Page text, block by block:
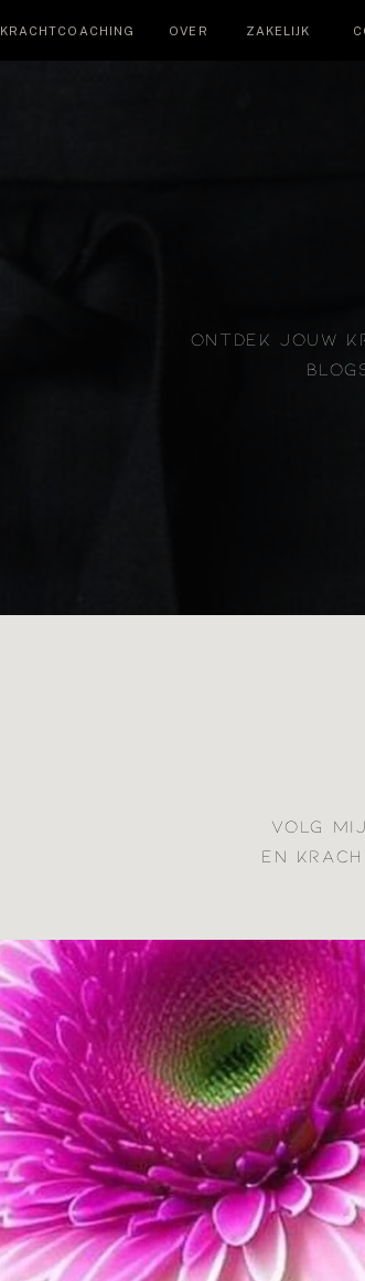
OVER
KRACHTCOACHING ZAKELIJK
ONTDEK JOUW
LEES DE BLOG
VOLG
EN